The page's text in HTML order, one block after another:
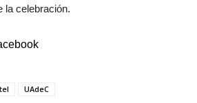
la celebración.
UAdeC